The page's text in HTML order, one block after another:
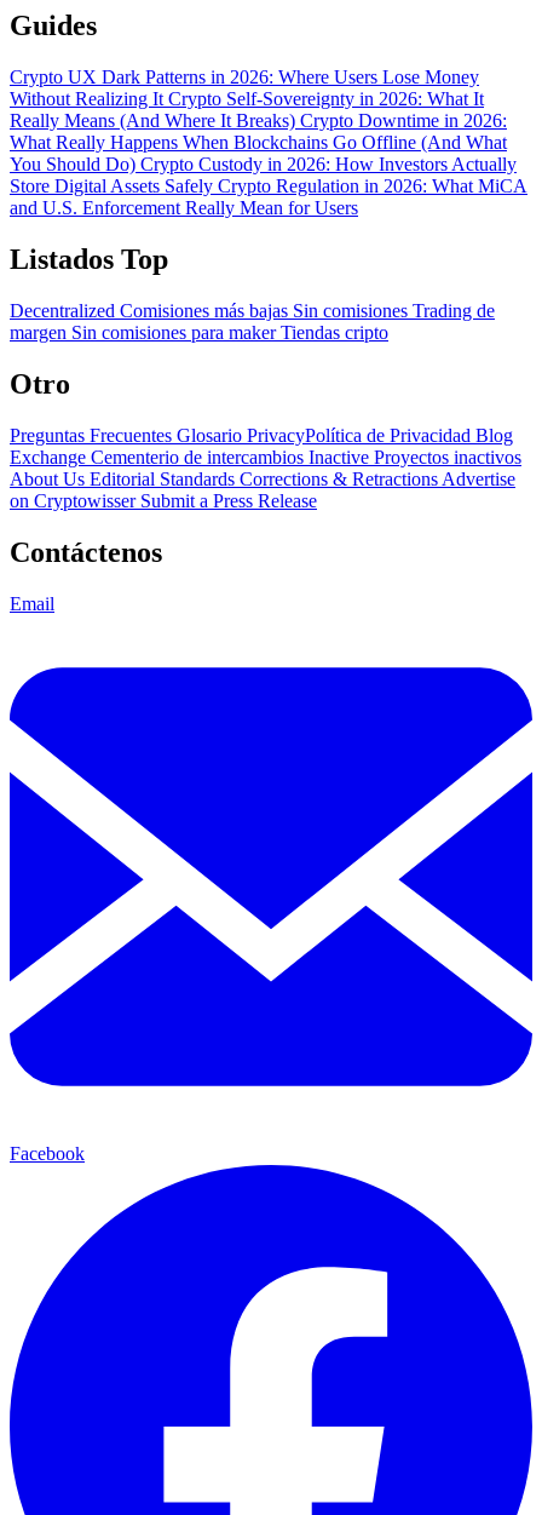
Guides
Crypto UX Dark Patterns in 2026: Where Users Lose Money
Without Realizing It Crypto Self-Sovereignty in 2026: What It
Really Means (And Where It Breaks) Crypto Downtime in 2026:
What Really Happens When Blockchains Go Offline (And What
You Should Do) Crypto Custody in 2026: How Investors Actually
Store Digital Assets Safely Crypto Regulation in 2026: What MiCA
and U.S. Enforcement Really Mean for Users
Listados Top
Decentralized Comisiones más bajas Sin comisiones Trading de
margen Sin comisiones para makerTiendas cripto
Otro
Preguntas Frecuentes Glosario PrivacyPolítica de Privacidad Blog
Exchange Cementerio de intercambios Inactive Proyectos inactivos
About Us Editorial Standards Corrections & Retractions Advertise
on Cryptowisser Submit a Press Release
Contáctenos
Email
Facebook